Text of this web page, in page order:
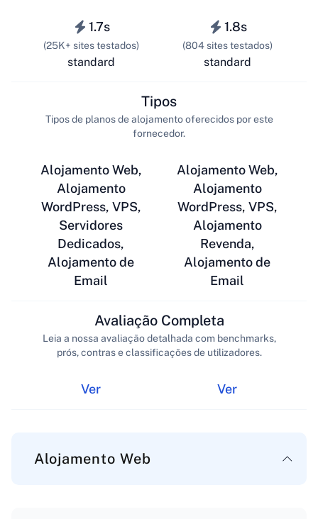
1.7s
(25K+ sites testados)
standard
1.8s
(804 sites testados)
standard
Alojamento Web,
Alojamento
WordPress, VPS,
Servidores
Dedicados,
Alojamento de
Email
Tipos
Tipos de planos de alojamento oferecidos por este
fornecedor.
Alojamento Web,
Alojamento
WordPress, VPS,
Alojamento
Revenda,
Alojamento de
Email
Ver
Avaliação Completa
Leia a nossa avaliação detalhada com benchmarks,
prós, contras e classificações de utilizadores.
Ver
Alojamento Web